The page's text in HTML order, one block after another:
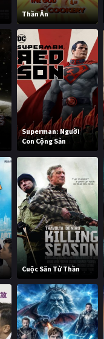
Thần Ăn
Superman: Người
Con Cộng Sản
Cuộc Săn Tử Thần